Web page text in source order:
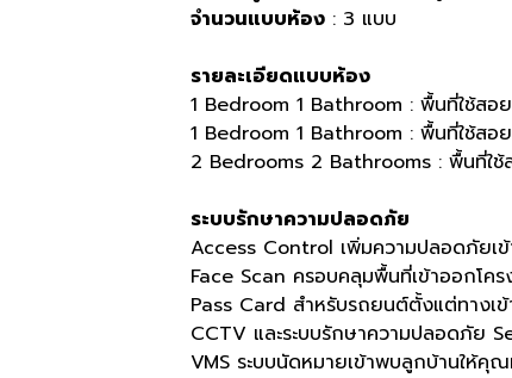
จำนวนแบบห้อง : 3 แบบ
รายละเอียดแบบห้อง
1 Bedroom 1 Bathroom : พื้นที่ใช้ส
1 Bedroom 1 Bathroom : พื้นที่ใช้ส
2 Bedrooms 2 Bathrooms : พื้นที่ใ
ระบบรักษาความปลอดภัย
Access Control เพิ่มความปลอดภัยเ
Face Scan ครอบคลุมพื้นที่เข้าออกโคร
Pass Card สำหรับรถยนต์ตั้งแต่ทางเ
CCTV และระบบรักษาความปลอดภัย
VMS ระบบนัดหมายเข้าพบลูกบ้านให้